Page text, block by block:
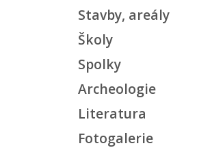
Stavby, areály
Školy
Spolky
Archeologie
Literatura
Fotogalerie